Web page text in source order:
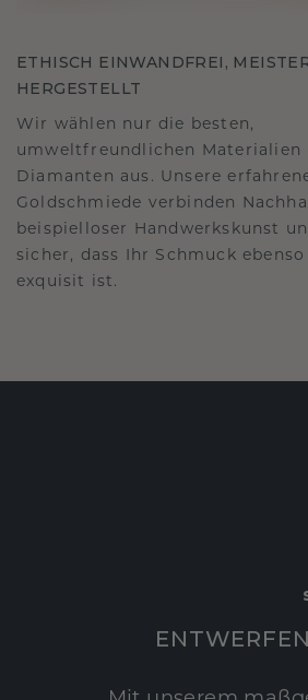
ETHISCH EINWANDFREI,
HERGESTELLT
Wir wählen nur die besten,
umweltfreundlichen Materialien
Diamanten aus. Unsere
Goldschmiede verbinden
beispielloser Handwerkskunst
sicher, dass Ihr Schmuck
exquisit ist.